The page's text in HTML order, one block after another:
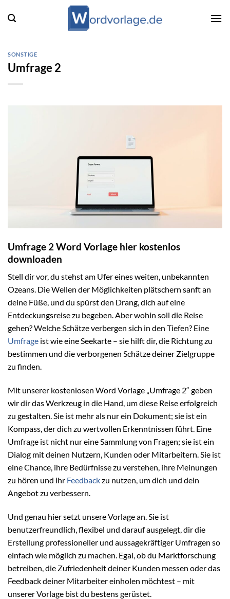
Inhalt
SONSTIGE
Umfrage 2
Umfrage 2 Word Vorlage hier kostenlos
downloaden
Stell dir vor, du stehst am Ufer eines weiten, unbekannten
Ozeans. Die Wellen der Möglichkeiten plätschern sanft an
deine Füße, und du spürst den Drang, dich auf eine
Entdeckungsreise zu begeben. Aber wohin soll die Reise
gehen? Welche Schätze verbergen sich in den Tiefen? Eine
Umfrage ist wie eine Seekarte – sie hilft dir, die Richtung zu
bestimmen und die verborgenen Schätze deiner Zielgruppe
zu finden.
Mit unserer kostenlosen Word Vorlage „Umfrage 2“ geben
wir dir das Werkzeug in die Hand, um diese Reise erfolgreich
zu gestalten. Sie ist mehr als nur ein Dokument; sie ist ein
Kompass, der dich zu wertvollen Erkenntnissen führt. Eine
Umfrage ist nicht nur eine Sammlung von Fragen; sie ist ein
Dialog mit deinen Nutzern, Kunden oder Mitarbeitern. Sie ist
eine Chance, ihre Bedürfnisse zu verstehen, ihre Meinungen
zu hören und ihr Feedbackzu nutzen, um dich und dein
Angebot zu verbessern.
Und genau hier setzt unsere Vorlage an. Sie ist
benutzerfreundlich, flexibel und darauf ausgelegt, dir die
Erstellung professioneller und aussagekräftiger Umfragen so
einfach wie möglich zu machen. Egal, ob du Marktforschung
betreiben, die Zufriedenheit deiner Kunden messen oder das
Feedback deiner Mitarbeiter einholen möchtest – mit
unserer Vorlage bist du bestens gerüstet.